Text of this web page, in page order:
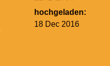
hochgeladen:
18 Dec 2016